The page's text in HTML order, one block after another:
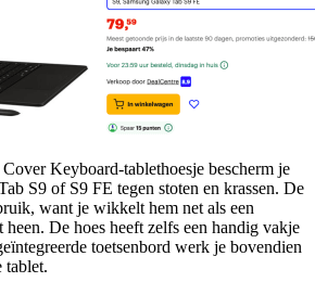
Keyboard-tablethoesje bescherm je
S9 of S9 FE tegen stoten en krassen. De
want je wikkelt hem net als een
heen. De hoes heeft zelfs een handig vakje
toetsenbord werk je bovendien
tablet.